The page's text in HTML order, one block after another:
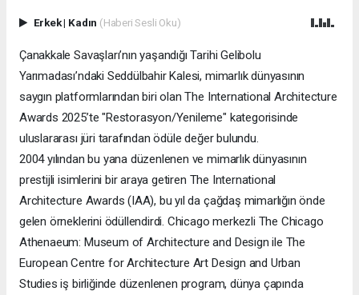
Erkek| Kadın (Haberi Sesli Oku)
Çanakkale Savaşları’nın yaşandığı Tarihi Gelibolu
Yarımadası’ndaki Seddülbahir Kalesi, mimarlık dünyasının
saygın platformlarından biri olan The International Architecture
Awards 2025’te "Restorasyon/Yenileme" kategorisinde
uluslararası jüri tarafından ödüle değer bulundu.
2004 yılından bu yana düzenlenen ve mimarlık dünyasının
prestijli isimlerini bir araya getiren The International
Architecture Awards (IAA), bu yıl da çağdaş mimarlığın önde
gelen örneklerini ödüllendirdi. Chicago merkezli The Chicago
Athenaeum: Museum of Architecture and Design ile The
European Centre for Architecture Art Design and Urban
Studies iş birliğinde düzenlenen program, dünya çapında